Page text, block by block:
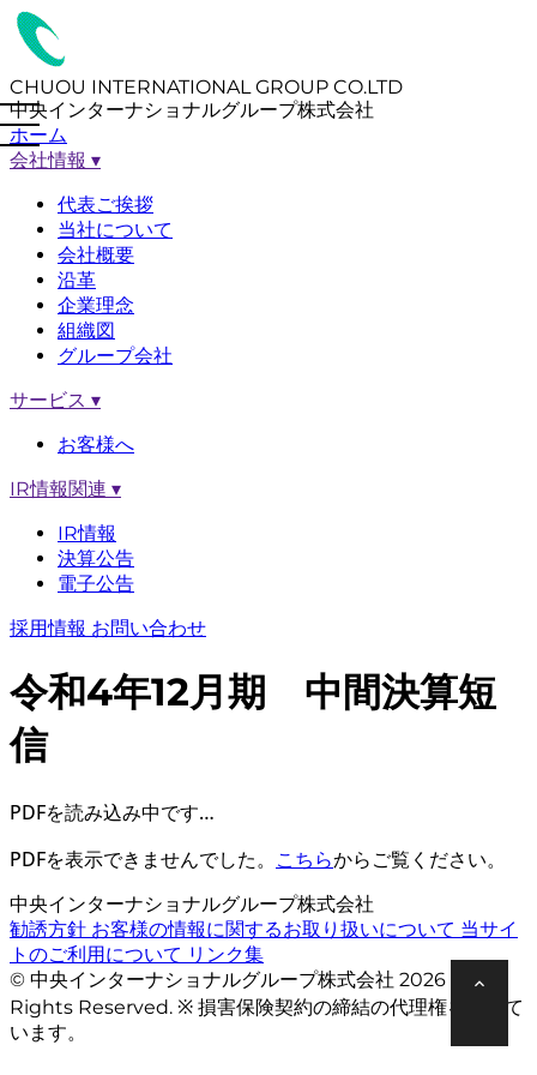
CHUOU INTERNATIONAL GROUP CO.LTD
中央インターナショナルグループ株式会社
ホーム
会社情報 ▾
代表ご挨拶
当社について
会社概要
沿革
企業理念
組織図
グループ会社
サービス ▾
お客様へ
IR情報関連 ▾
IR情報
決算公告
電子公告
採用情報 お問い合わせ
令和4年12月期 中間決算短
信
PDFを読み込み中です…
PDFを表示できませんでした。 こちらからご覧ください。
中央インターナショナルグループ株式会社
勧誘方針 お客様の情報に関するお取り扱いについて 当サイ
トのご利用について リンク集
© 中央インターナショナルグループ株式会社 2026 All
Rights Reserved. ※ 損害保険契約の締結の代理権を有して
います。